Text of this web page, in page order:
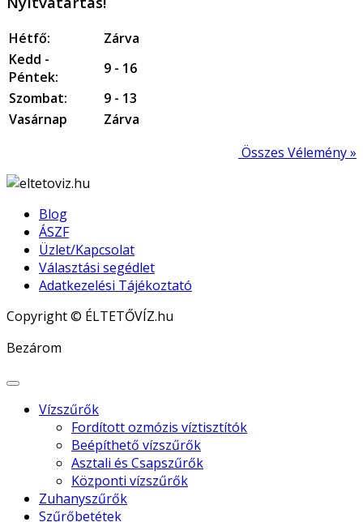
Hétfő:
Zárva
Kedd -
Péntek:
9 - 16
Szombat:
9 - 13
Vasárnap
Zárva
Összes Vélemény »
Blog
ÁSZF
Üzlet/Kapcsolat
Választási segédlet
Adatkezelési Tájékoztató
Copyright © ÉLTETŐVÍZ.hu
Bezárom
Vízszűrők
Fordított ozmózis víztisztítók
Beépíthető vízszűrők
Asztali és Csapszűrők
Központi vízszűrők
Zuhanyszűrők
Szűrőbetétek